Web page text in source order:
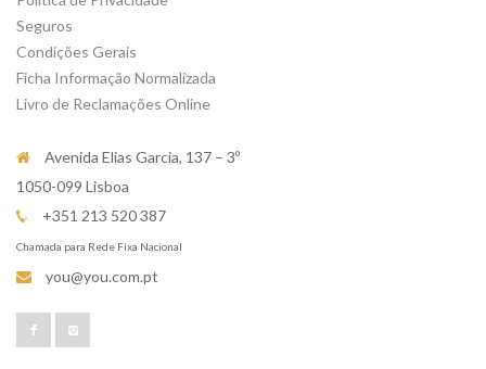
Seguros
Condições Gerais
Ficha Informação Normalizada
Livro de Reclamações Online
Avenida Elias Garcia, 137 – 3º
1050-099 Lisboa
+351 213 520 387
Chamada para Rede Fixa Nacional
you@you.com.pt